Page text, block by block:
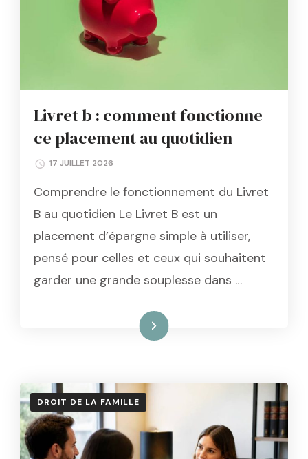
Livret b : comment fonctionne
ce placement au quotidien
17 JUILLET 2026
Comprendre le fonctionnement du Livret
B au quotidien Le Livret B est un
placement d’épargne simple à utiliser,
pensé pour celles et ceux qui souhaitent
garder une grande souplesse dans …
Lire la suite
DROIT DE LA FAMILLE